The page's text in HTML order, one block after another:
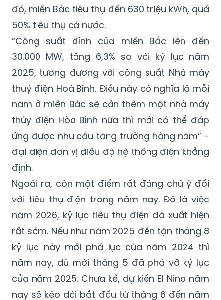
đó, miền Bắc tiêu thụ đến 630 triệu kWh, quá
50% tiêu thụ cả nước.
“Công suất đỉnh của miền Bắc lên đến
30.000 MW, tăng 6,3% so với kỷ lục năm
2025, tương đương với công suất Nhà máy
thuỷ điện Hoà Bình. Điều này có nghĩa là mỗi
năm ở miền Bắc sẽ cần thêm một nhà máy
thủy điện Hòa Bình nữa thì mới có thể đáp
ứng được nhu cầu tăng trưởng hàng năm” -
đại diện đơn vị điều độ hệ thống điện khẳng
định.
Ngoài ra, còn một điểm rất đáng chú ý đối
với tiêu thụ điện trong năm nay. Đó là việc
năm 2026, kỷ lục tiêu thụ điện đã xuất hiện
rất sớm. Nếu như năm 2025 đến tận tháng 8
kỷ lục này mới phá lục của năm 2024 thì
năm nay, dù mới tháng 5 đã phá vỡ kỷ lục
của năm 2025. Chưa kể, dự kiến El Nino năm
nay sẽ kéo dài bắt đầu từ tháng 6 đến năm